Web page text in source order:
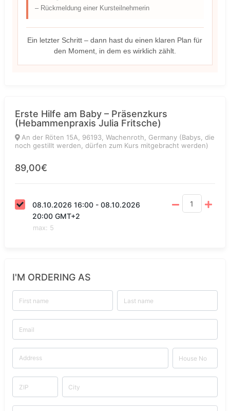
– Rückmeldung einer Kursteilnehmerin
Ein letzter Schritt – dann hast du einen klaren Plan für
den Moment, in dem es wirklich zählt.
Erste Hilfe am Baby – Präsenzkurs
(Hebammenpraxis Julia Fritsche)
An der Röten 15A, 96193, Wachenroth, Germany (Babys, die
noch gestillt werden, dürfen zum Kurs mitgebracht werden)
89,00€
08.10.2026 16:00 - 08.10.2026
20:00 GMT+2
max: 5
I'M ORDERING AS